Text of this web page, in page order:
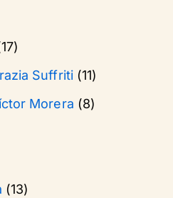
Suffriti(11)
Morera (8)
(13)